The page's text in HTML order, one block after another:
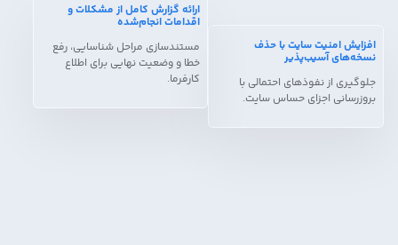
افزایش امنیت سایت با حذف
نسخه‌های آسیب‌پذیر
جلوگیری از نفوذهای احتمالی با
بروزرسانی اجزای حساس سایت.
ارائه گزارش کامل از مشکلات و
اقدامات انجام‌شده
مستندسازی مراحل شناسایی، رفع
خطا و وضعیت نهایی برای اطلاع
کارفرما.